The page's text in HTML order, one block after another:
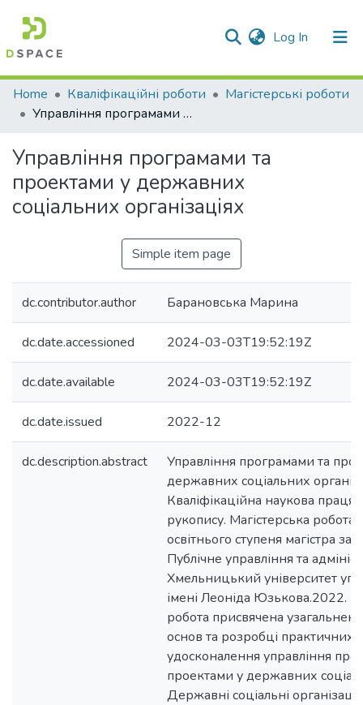
Log In (current)
Communities & Collections
All of DSpace
Statistics
Home Кваліфікаційні роботи
Магістерські роботи
Управління програмами та проектами у державних соціальних організаціях
Управління програмами та
проектами у державних
соціальних організаціях
Simple item page
dc.contributor.author Барановська Марина
dc.date.accessioned 2024-03-03T19:52:19Z
dc.date.available 2024-03-03T19:52:19Z
dc.date.issued 2022-12
dc.description.abstract
Управління програмами та
державних соціальних
Кваліфікаційна наукова праця
рукопису. Магістерська робота
освітнього ступеня магістра за
Публічне управління та
Хмельницький університет
імені Леоніда Юзькова.2022.
робота присвячена
основ та розробці практичних
удосконалення управління
проектами у державних
Державні соціальні